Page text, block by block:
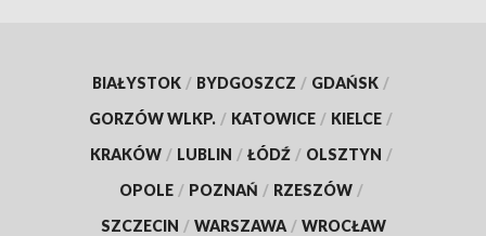
BIAŁYSTOK / BYDGOSZCZ / GDAŃSK /
GORZÓW WLKP. / KATOWICE / KIELCE /
KRAKÓW / LUBLIN / ŁÓDŹ / OLSZTYN /
OPOLE / POZNAŃ / RZESZÓW /
SZCZECIN / WARSZAWA / WROCŁAW